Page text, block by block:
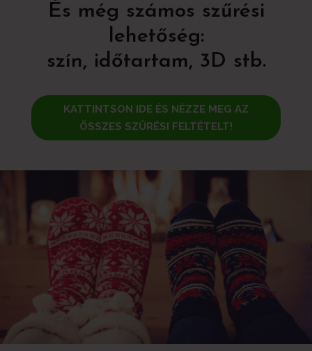
És még számos szűrési
lehetőség:
szín, időtartam, 3D stb.
KATTINTSON IDE ÉS NÉZZE MEG AZ
ÖSSZES SZŰRÉSI FELTÉTELT!